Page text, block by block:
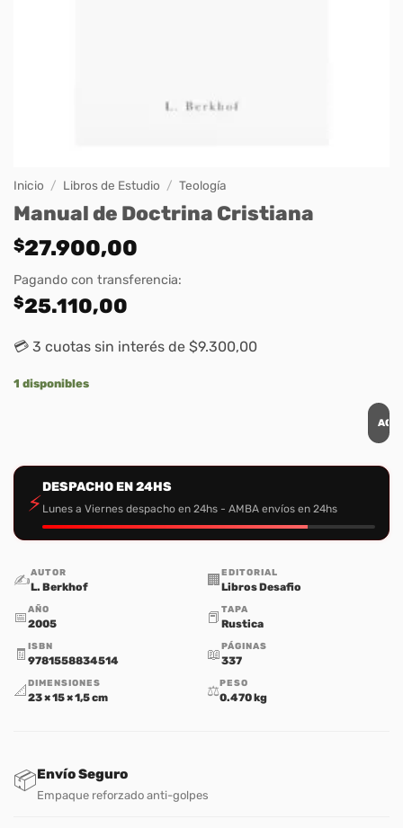
Inicio / Libros de Estudio / Teología
Manual de Doctrina Cristiana
$27.900,00
Pagando con transferencia:
$25.110,00
💳 3 cuotas sin interés de $9.300,00
1 disponibles
⚡
DESPACHO EN 24HS
Lunes a Viernes despacho en 24hs - AMBA envíos en 24hs
✍️AUTOR
L. Berkhof 🏢 EDITORIAL
Libros Desafio
📅AÑO
2005 📕 TAPA
Rustica
🧾 ISBN
9781558834514 📖PÁGINAS
337
📐 DIMENSIONES
23 × 15 × 1,5 cm ⚖️PESO
0.470 kg
📦Envío Seguro
Empaque reforzado anti-golpes